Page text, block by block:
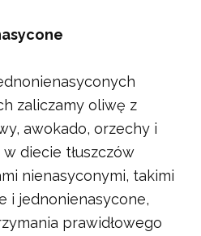
zaliczamy oliwę z
awokado, orzechy i
diecie tłuszczów
nienasyconymi, takimi
i jednonienasycone,
prawidłowego